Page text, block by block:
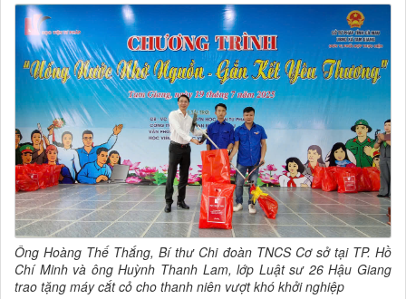
Ông Hoàng Thế Thắng, Bí thư Chi đoàn TNCS Cơ sở tại TP. Hồ
Chí Minh và ông Huỳnh Thanh Lam, lớp Luật sư 26 Hậu Giang
trao tặng máy cắt cỏ cho thanh niên vượt khó khởi nghiệp